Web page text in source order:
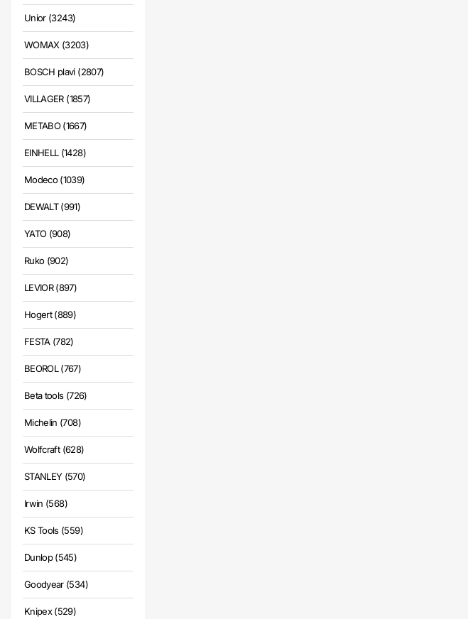
Unior (3243)
WOMAX (3203)
BOSCH plavi (2807)
VILLAGER (1857)
METABO (1667)
EINHELL (1428)
Modeco (1039)
DEWALT (991)
YATO (908)
Ruko (902)
LEVIOR (897)
Hogert (889)
FESTA (782)
BEOROL (767)
Beta tools (726)
Michelin (708)
Wolfcraft (628)
STANLEY (570)
Irwin (568)
KS Tools (559)
Dunlop (545)
Goodyear (534)
Knipex (529)